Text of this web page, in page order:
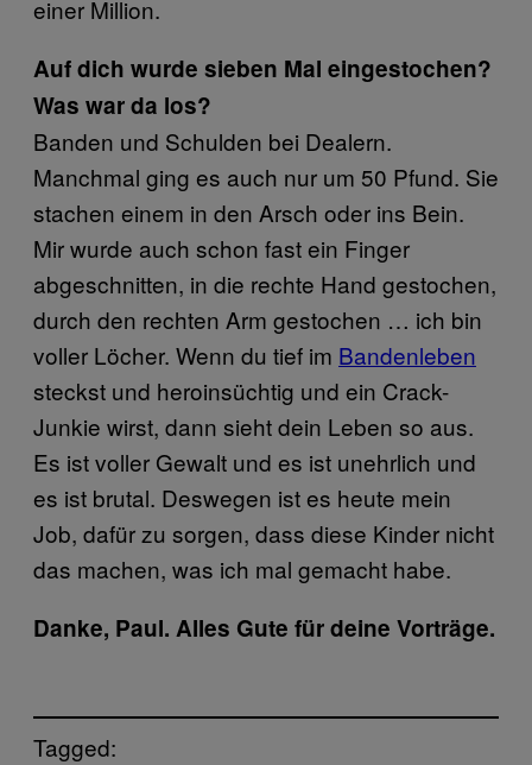
einer Million.
Auf dich wurde sieben Mal eingestochen?
Was war da los?
Banden und Schulden bei Dealern.
Manchmal ging es auch nur um 50 Pfund. Sie
stachen einem in den Arsch oder ins Bein.
Mir wurde auch schon fast ein Finger
abgeschnitten, in die rechte Hand gestochen,
durch den rechten Arm gestochen … ich bin
voller Löcher. Wenn du tief im Bandenleben
steckst und heroinsüchtig und ein Crack-
Junkie wirst, dann sieht dein Leben so aus.
Es ist voller Gewalt und es ist unehrlich und
es ist brutal. Deswegen ist es heute mein
Job, dafür zu sorgen, dass diese Kinder nicht
das machen, was ich mal gemacht habe.
Danke, Paul. Alles Gute für deine Vorträge.
Tagged: